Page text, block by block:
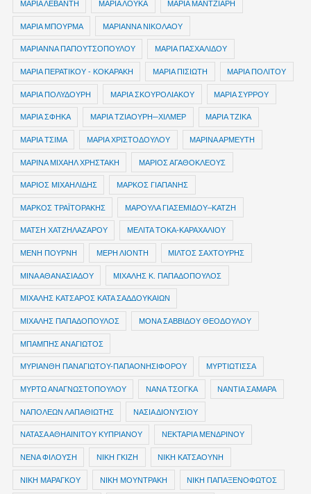
ΜΑΡΙΑ ΛΕΒΑΝΤΗ ΜΑΡΙΑ ΛΟΥΚΑ ΜΑΡΙΑ ΜΑΝΤΖΙΑΡΗ
ΜΑΡΙΑ ΜΠΟΥΡΜΑ ΜΑΡΙΑΝΝΑ ΝΙΚΟΛΑΟΥ
ΜΑΡΙΑΝΝΑ ΠΑΠΟΥΤΣΟΠΟΥΛΟΥ ΜΑΡΙΑ ΠΑΣΧΑΛΙΔΟΥ
ΜΑΡΙΑ ΠΕΡΑΤΙΚΟΥ - ΚΟΚΑΡΑΚΗ ΜΑΡΙΑ ΠΙΣΙΩΤΗ ΜΑΡΙΑ ΠΟΛΙΤΟΥ
ΜΑΡΙΑ ΠΟΛΥΔΟΥΡΗ ΜΑΡΙΑ ΣΚΟΥΡΟΛΙΑΚΟΥ ΜΑΡΙΑ ΣΥΡΡΟΥ
ΜΑΡΙΑ ΣΦΗΚΑ ΜΑΡΙΑ ΤΖΙΑΟΥΡΗ─ΧΙΛΜΕΡ ΜΑΡΙΑ ΤΖΙΚΑ
ΜΑΡΙΑ ΤΣΙΜΑ ΜΑΡΙΑ ΧΡΙΣΤΟΔΟΥΛΟΥ ΜΑΡΙΝΑ ΑΡΜΕΥΤΗ
ΜΑΡΙΝΑ ΜΙΧΑΗΛ ΧΡΗΣΤΑΚΗ ΜΑΡΙΟΣ ΑΓΑΘΟΚΛΕΟΥΣ
ΜΑΡΙΟΣ ΜΙΧΑΗΛΙΔΗΣ ΜΑΡΚΟΣ ΓΙΑΠΑΝΗΣ
ΜΑΡΚΟΣ ΤΡΑΪΤΟΡΑΚΗΣ ΜΑΡΟΥΛΑ ΓΙΑΣΕΜΙΔΟΥ–ΚΑΤΖΗ
ΜΑΤΣΗ ΧΑΤΖΗΛΑΖΑΡΟΥ ΜΕΛΙΤΑ ΤΟΚΑ-ΚΑΡΑΧΑΛΙΟΥ
ΜΕΝΗ ΠΟΥΡΝΗ ΜΕΡΗ ΛΙΟΝΤΗ ΜΙΛΤΟΣ ΣΑΧΤΟΥΡΗΣ
ΜΙΝΑ ΑΘΑΝΑΣΙΑΔΟΥ ΜΙΧΑΛΗΣ Κ. ΠΑΠΑΔΟΠΟΥΛΟΣ
ΜΙΧΑΛΗΣ ΚΑΤΣΑΡΟΣ ΚΑΤΑ ΣΑΔΔΟΥΚΑΙΩΝ
ΜΙΧΑΛΗΣ ΠΑΠΑΔΟΠΟΥΛΟΣ ΜΟΝΑ ΣΑΒΒΙΔΟΥ ΘΕΟΔΟΥΛΟΥ
ΜΠΑΜΠΗΣ ΑΝΑΓΙΩΤΟΣ
ΜΥΡΙΑΝΘΗ ΠΑΝΑΓΙΩΤΟΥ-ΠΑΠΑΟΝΗΣΙΦΟΡΟΥ ΜΥΡΤΙΩΤΙΣΣΑ
ΜΥΡΤΩ ΑΝΑΓΝΩΣΤΟΠΟΥΛΟΥ ΝΑΝΑ ΤΣΟΓΚΑ ΝΑΝΤΙΑ ΣΑΜΑΡΑ
ΝΑΠΟΛΕΩΝ ΛΑΠΑΘΙΩΤΗΣ ΝΑΣΙΑ ΔΙΟΝΥΣΙΟΥ
ΝΑΤΑΣΑ ΑΘΗΑΙΝΙΤΟΥ ΚΥΠΡΙΑΝΟΥ ΝΕΚΤΑΡΙΑ ΜΕΝΔΡΙΝΟΥ
ΝΕΝΑ ΦΙΛΟΥΣΗ ΝΙΚΗ ΓΚΙΖΗ ΝΙΚΗ ΚΑΤΣΑΟΥΝΗ
ΝΙΚΗ ΜΑΡΑΓΚΟΥ ΝΙΚΗ ΜΟΥΝΤΡΑΚΗ ΝΙΚΗ ΠΑΠΑΞΕΝΟΦΩΤΟΣ